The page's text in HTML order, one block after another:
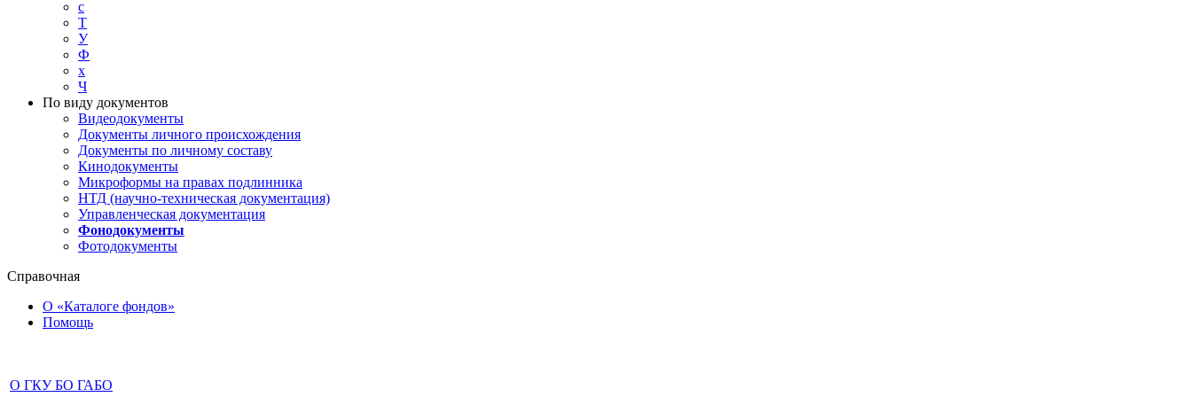
с
Т
У
Ф
х
Ч
По виду документов
Видеодокументы
Документы личного происхождения
Документы по личному составу
Кинодокументы
Микроформы на правах подлинника
НТД (научно-техническая документация)
Управленческая документация
Фонодокументы
Фотодокументы
Справочная
О «Каталоге фондов»
Помощь
О ГКУ БО ГАБО